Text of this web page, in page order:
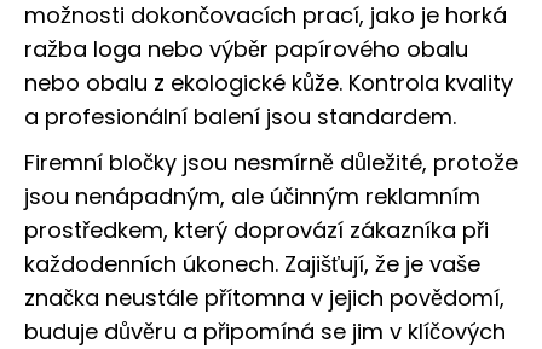
možnosti dokončovacích prací, jako je horká
ražba loga nebo výběr papírového obalu
nebo obalu z ekologické kůže. Kontrola kvality
a profesionální balení jsou standardem.
Firemní bločky jsou nesmírně důležité, protože
jsou nenápadným, ale účinným reklamním
prostředkem, který doprovází zákazníka při
každodenních úkonech. Zajišťují, že je vaše
značka neustále přítomna v jejich povědomí,
buduje důvěru a připomíná se jim v klíčových